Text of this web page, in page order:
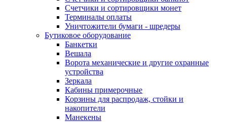
Счетчики и сортировщики монет
Терминалы оплаты
Уничтожители бумаги - шредеры
Бутиковое оборудование
Банкетки
Вешала
Ворота механические и другие охранные
устройства
Зеркала
Кабины примерочные
Корзины для распродаж, стойки и
накопители
Манекены